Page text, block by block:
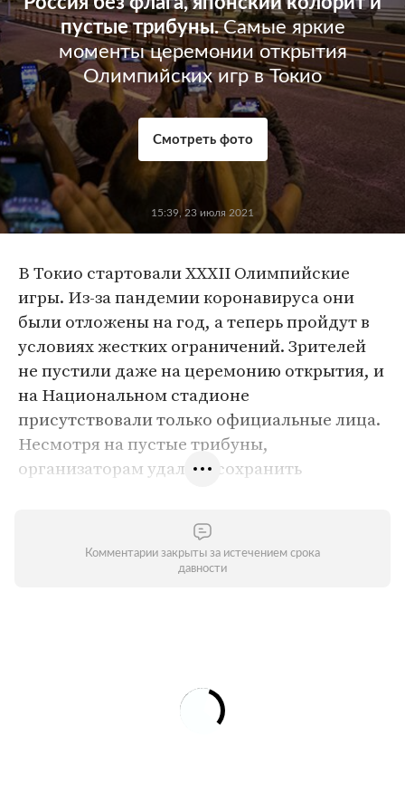
пустые трибуны. Самые яркие
моменты церемонии открытия
Олимпийских игр в Токио
Смотреть фото
15:39, 23 июля 2021
В Токио стартовали XXXII Олимпийские
игры. Из-за пандемии коронавируса они
были отложены на год, а теперь пройдут в
условиях жестких ограничений. Зрителей
не пустили даже на церемонию открытия, и
на Национальном стадионе
присутствовали только официальные лица.
Несмотря на пустые трибуны,
организаторам удалось сохранить
традиционного парада спортсменов, в
котором приняли участие порядка 60
Комментарии закрыты за истечением срока
давности